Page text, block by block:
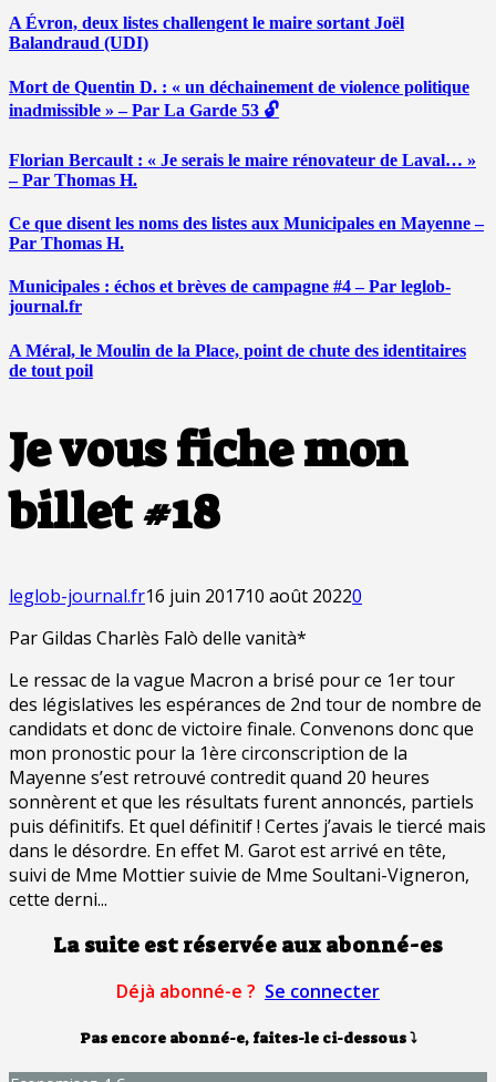
A Évron, deux listes challengent le maire sortant Joël
Balandraud (UDI)
Mort de Quentin D. : « un déchainement de violence politique
inadmissible » – Par La Garde 53 🔓
Florian Bercault : « Je serais le maire rénovateur de Laval… »
– Par Thomas H.
Ce que disent les noms des listes aux Municipales en Mayenne –
Par Thomas H.
Municipales : échos et brèves de campagne #4 – Par leglob-
journal.fr
A Méral, le Moulin de la Place, point de chute des identitaires
de tout poil
Je vous fiche mon
billet #18
leglob-journal.fr16 juin 201710 août 20220
Par Gildas Charlès Falò delle vanità*
Le ressac de la vague Macron a brisé pour ce 1er tour
des législatives les espérances de 2nd tour de nombre de
candidats et donc de victoire finale. Convenons donc que
mon pronostic pour la 1ère circonscription de la
Mayenne s’est retrouvé contredit quand 20 heures
sonnèrent et que les résultats furent annoncés, partiels
puis définitifs. Et quel définitif ! Certes j’avais le tiercé mais
dans le désordre. En effet M. Garot est arrivé en tête,
suivi de Mme Mottier suivie de Mme Soultani-Vigneron,
cette derni...
La suite est réservée aux abonné-es
Déjà abonné-e ? Se connecter
Pas encore abonné-e, faites-le ci-dessous⤵